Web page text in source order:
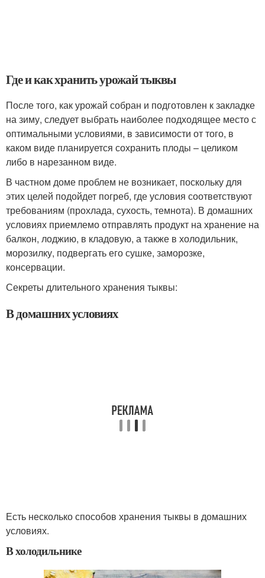
Где и как хранить урожай тыквы
После того, как урожай собран и подготовлен к закладке
на зиму, следует выбрать наиболее подходящее место с
оптимальными условиями, в зависимости от того, в
каком виде планируется сохранить плоды – целиком
либо в нарезанном виде.
В частном доме проблем не возникает, поскольку для
этих целей подойдет погреб, где условия соответствуют
требованиям (прохлада, сухость, темнота). В домашних
условиях приемлемо отправлять продукт на хранение на
балкон, лоджию, в кладовую, а также в холодильник,
морозилку, подвергать его сушке, заморозке,
консервации.
Секреты длительного хранения тыквы:
В домашних условиях
Есть несколько способов хранения тыквы в домашних
условиях.
В холодильнике